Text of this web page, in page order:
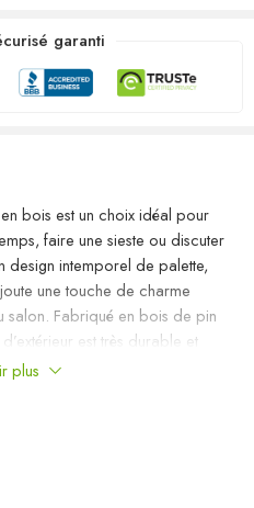
garanti
bois est un choix idéal pour
faire une sieste ou discuter
design intemporel de palette,
une touche de charme
salon. Fabriqué en bois de pin
est très durable et
de canapés a une
de placer l’ensemble dans
d’extérieur, nous vous
plus